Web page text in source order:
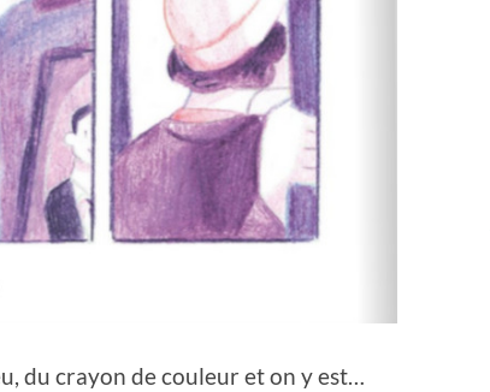
du crayon de couleur et on y est…